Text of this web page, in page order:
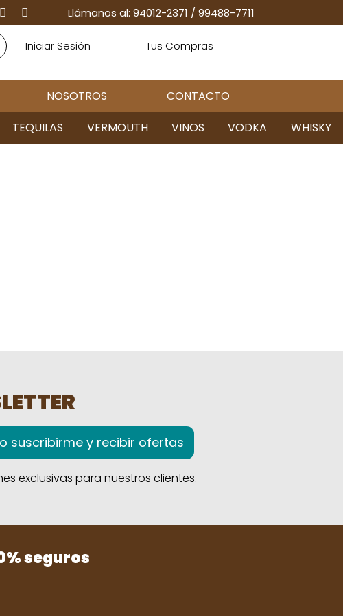
Llámanos al: 94012-2371 / 99488-7711
Iniciar Sesión Tus Compras
NOSOTROS
CONTACTO
TEQUILAS VERMOUTH VINOS VODKA WHISKY
suscribirme y recibir ofertas
exclusivas para nuestros clientes.
seguros